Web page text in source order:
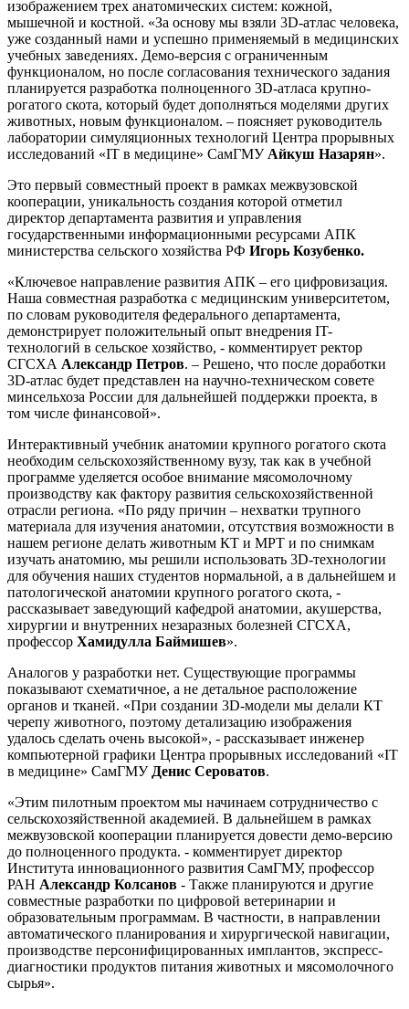
изображением трех анатомических систем: кожной,
мышечной и костной. «За основу мы взяли 3D-атлас человека,
уже созданный нами и успешно применяемый в медицинских
учебных заведениях. Демо-версия с ограниченным
функционалом, но после согласования технического задания
планируется разработка полноценного 3D-атласа крупно-
рогатого скота, который будет дополняться моделями других
животных, новым функционалом. – поясняет руководитель
лаборатории симуляционных технологий Центра прорывных
исследований «IT в медицине» СамГМУ Айкуш Назарян».
Это первый совместный проект в рамках межвузовской
кооперации, уникальность создания которой отметил
директор департамента развития и управления
государственными информационными ресурсами АПК
министерства сельского хозяйства РФ Игорь Козубенко.
«Ключевое направление развития АПК – его цифровизация.
Наша совместная разработка с медицинским университетом,
по словам руководителя федерального департамента,
демонстрирует положительный опыт внедрения IT-
технологий в сельское хозяйство, - комментирует ректор
СГСХА Александр Петров. – Решено, что после доработки
3D-атлас будет представлен на научно-техническом совете
минсельхоза России для дальнейшей поддержки проекта, в
том числе финансовой».
Интерактивный учебник анатомии крупного рогатого скота
необходим сельскохозяйственному вузу, так как в учебной
программе уделяется особое внимание мясомолочному
производству как фактору развития сельскохозяйственной
отрасли региона. «По ряду причин – нехватки трупного
материала для изучения анатомии, отсутствия возможности в
нашем регионе делать животным КТ и МРТ и по снимкам
изучать анатомию, мы решили использовать 3D-технологии
для обучения наших студентов нормальной, а в дальнейшем и
патологической анатомии крупного рогатого скота, -
рассказывает заведующий кафедрой анатомии, акушерства,
хирургии и внутренних незаразных болезней СГСХА,
профессор Хамидулла Баймишев».
Аналогов у разработки нет. Существующие программы
показывают схематичное, а не детальное расположение
органов и тканей. «При создании 3D-модели мы делали КТ
черепу животного, поэтому детализацию изображения
удалось сделать очень высокой», - рассказывает инженер
компьютерной графики Центра прорывных исследований «IT
в медицине» СамГМУ Денис Сероватов.
«Этим пилотным проектом мы начинаем сотрудничество с
сельскохозяйственной академией. В дальнейшем в рамках
межвузовской кооперации планируется довести демо-версию
до полноценного продукта. - комментирует директор
Института инновационного развития СамГМУ, профессор
РАН Александр Колсанов - Также планируются и другие
совместные разработки по цифровой ветеринарии и
образовательным программам. В частности, в направлении
автоматического планирования и хирургической навигации,
производстве персонифицированных имплантов, экспресс-
диагностики продуктов питания животных и мясомолочного
сырья».